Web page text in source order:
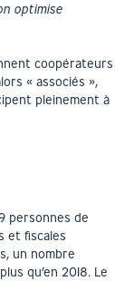
optimise
coopérateurs
« associés »,
pleinement à
personnes de
et fiscales
un nombre
qu’en 2018. Le